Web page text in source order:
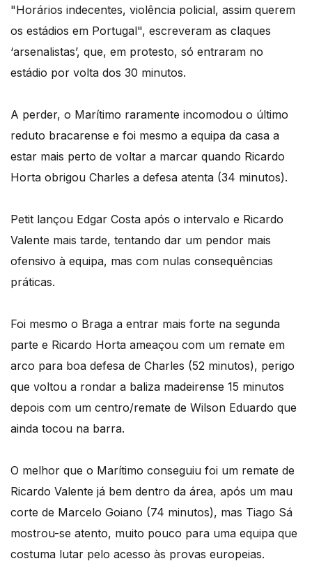
"Horários indecentes, violência policial, assim querem
os estádios em Portugal", escreveram as claques
‘arsenalistas’, que, em protesto, só entraram no
estádio por volta dos 30 minutos.
A perder, o Marítimo raramente incomodou o último
reduto bracarense e foi mesmo a equipa da casa a
estar mais perto de voltar a marcar quando Ricardo
Horta obrigou Charles a defesa atenta (34 minutos).
Petit lançou Edgar Costa após o intervalo e Ricardo
Valente mais tarde, tentando dar um pendor mais
ofensivo à equipa, mas com nulas consequências
práticas.
Foi mesmo o Braga a entrar mais forte na segunda
parte e Ricardo Horta ameaçou com um remate em
arco para boa defesa de Charles (52 minutos), perigo
que voltou a rondar a baliza madeirense 15 minutos
depois com um centro/remate de Wilson Eduardo que
ainda tocou na barra.
O melhor que o Marítimo conseguiu foi um remate de
Ricardo Valente já bem dentro da área, após um mau
corte de Marcelo Goiano (74 minutos), mas Tiago Sá
mostrou-se atento, muito pouco para uma equipa que
costuma lutar pelo acesso às provas europeias.